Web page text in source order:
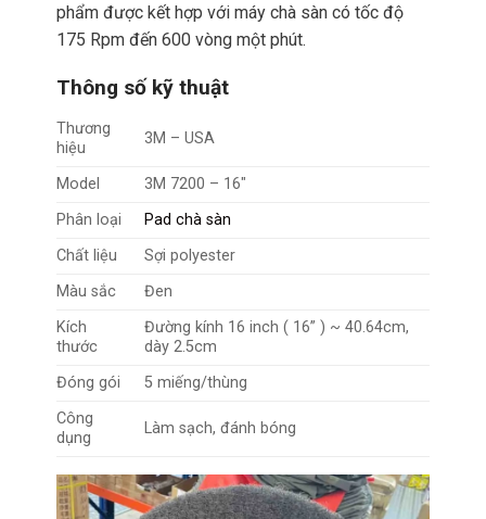
phẩm được kết hợp với máy chà sàn có tốc độ
175 Rpm đến 600 vòng một phút.
Thông số kỹ thuật
Thương
hiệu
3M – USA
Model
3M 7200 – 16″
Phân loại
Pad chà sàn
Chất liệu
Sợi polyester
Màu sắc
Đen
Kích
thước
Đường kính 16 inch ( 16” ) ~ 40.64cm,
dày 2.5cm
Đóng gói
5 miếng/thùng
Công
dụng
Làm sạch, đánh bóng